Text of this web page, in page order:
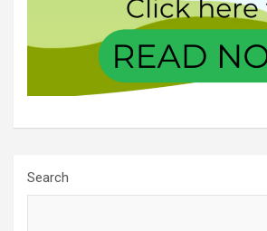
Search